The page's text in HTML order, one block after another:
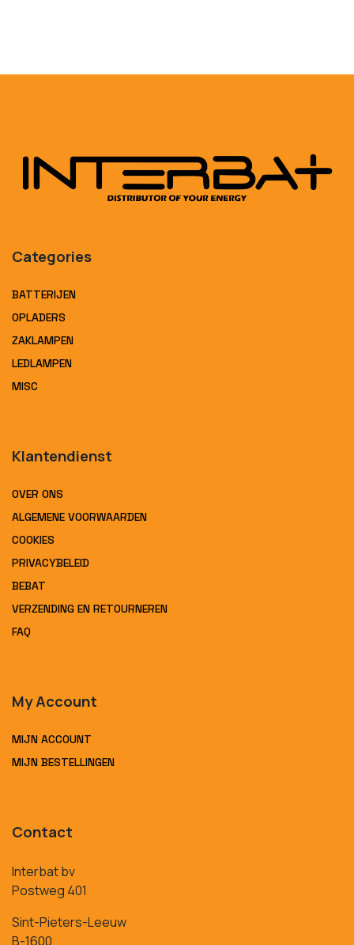
Categories
BATTERIJEN
OPLADERS
ZAKLAMPEN
LEDLAMPEN
MISC
Klantendienst
OVER ONS
ALGEMENE VOORWAARDEN
COOKIES
PRIVACYBELEID
BEBAT
VERZENDING EN RETOURNEREN
FAQ
My Account
MIJN ACCOUNT
MIJN BESTELLINGEN
Contact
Interbat bv
Postweg 401
Sint-Pieters-Leeuw
B-1600